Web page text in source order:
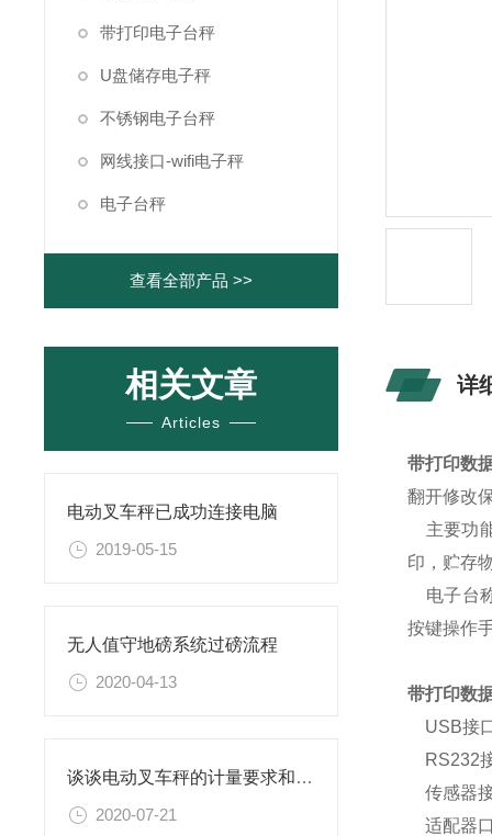
带打印电子台秤
U盘储存电子秤
不锈钢电子台秤
网线接口-wifi电子秤
电子台秤
查看全部产品 >>
相关文章
Articles
电动叉车秤已成功连接电脑
2019-05-15
无人值守地磅系统过磅流程
2020-04-13
谈谈电动叉车秤的计量要求和检测标准
2020-07-21
详
带打印数
翻开修改
主要功
印，贮存
电子台
按键操作
带打印数
USB接
RS232
传感器
适配器